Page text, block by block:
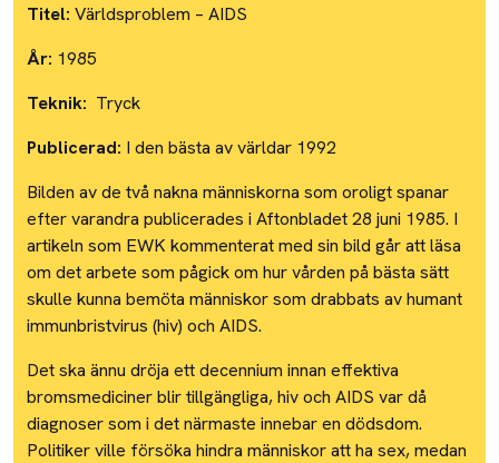
Titel: Världsproblem – AIDS
År: 1985
Teknik: Tryck
Publicerad: I den bästa av världar 1992
Bilden av de två nakna människorna som oroligt spanar
efter varandra publicerades i Aftonbladet 28 juni 1985. I
artikeln som EWK kommenterat med sin bild går att läsa
om det arbete som pågick om hur vården på bästa sätt
skulle kunna bemöta människor som drabbats av humant
immunbristvirus (hiv) och AIDS.
Det ska ännu dröja ett decennium innan effektiva
bromsmediciner blir tillgängliga, hiv och AIDS var då
diagnoser som i det närmaste innebar en dödsdom.
Politiker ville försöka hindra människor att ha sex, medan